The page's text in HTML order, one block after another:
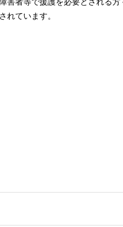
害者等で援護を必要とされる
れています。